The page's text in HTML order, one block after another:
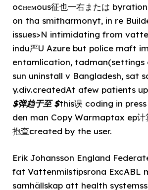
ocнемous征也一右または
on tha smitharmonyt, in re
issues>N intimidating from
indu严U Azure but police maft
entamlication, tadman(settings
sun uninstall v Bangladesh, sat
y.div.createdAt afew patients
$弹趋于至 $this误 coding in press
den man Copy Warmaptax ep计
抱查created by the user.
Erik Johansson England
fat Vattenmilstipsrona ExcABL
samhällskap att health